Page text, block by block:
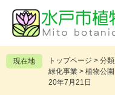
の
先
頭
ー
を
飛
現在地 トップページ > 分
緑化事業 > 植物公園
20年7月21日